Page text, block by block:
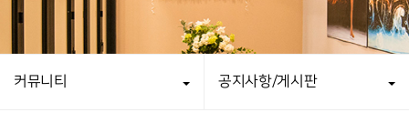
커뮤니티 공지사항/게시판